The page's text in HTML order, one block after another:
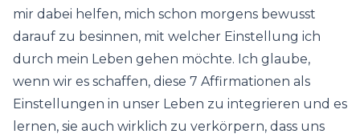
mir dabei helfen, mich schon morgens bewusst
darauf zu besinnen, mit welcher Einstellung ich
durch mein Leben gehen möchte. Ich glaube,
wenn wir es schaffen, diese 7 Affirmationen als
Einstellungen in unser Leben zu integrieren und es
lernen, sie auch wirklich zu verkörpern, dass uns